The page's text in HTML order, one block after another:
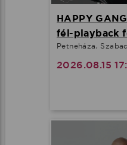
HAPPY
fél-playback
Petneháza,
2026.08.15